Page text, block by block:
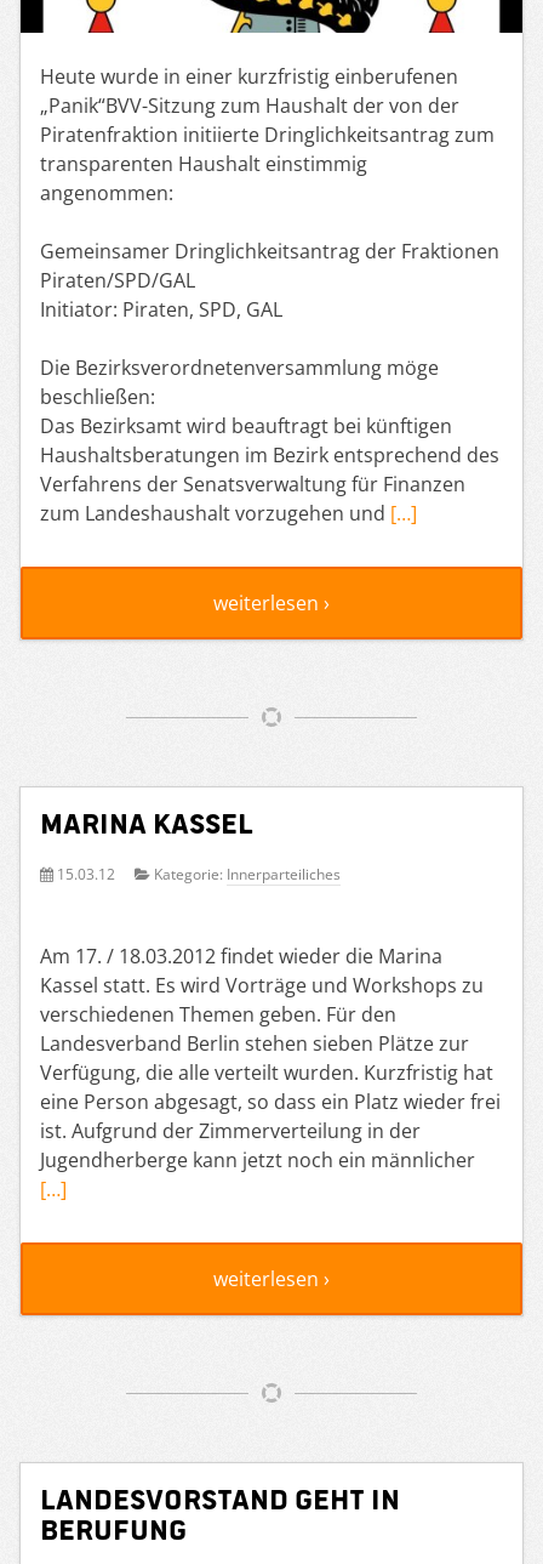
Heute wurde in einer kurzfristig einberufenen
„Panik“BVV-Sitzung zum Haushalt der von der
Piratenfraktion initiierte Dringlichkeitsantrag zum
transparenten Haushalt einstimmig
angenommen:
Gemeinsamer Dringlichkeitsantrag der Fraktionen
Piraten/SPD/GAL
Initiator: Piraten, SPD, GAL
Die Bezirksverordnetenversammlung möge
beschließen:
Das Bezirksamt wird beauftragt bei künftigen
Haushaltsberatungen im Bezirk entsprechend des
Verfahrens der Senatsverwaltung für Finanzen
zum Landeshaushalt vorzugehen und […]
weiterlesen ›
Marina Kassel
15.03.12 Kategorie: Innerparteiliches
Am 17. / 18.03.2012 findet wieder die Marina
Kassel statt. Es wird Vorträge und Workshops zu
verschiedenen Themen geben. Für den
Landesverband Berlin stehen sieben Plätze zur
Verfügung, die alle verteilt wurden. Kurzfristig hat
eine Person abgesagt, so dass ein Platz wieder frei
ist. Aufgrund der Zimmerverteilung in der
Jugendherberge kann jetzt noch ein männlicher
[…]
weiterlesen ›
Landesvorstand geht in
Berufung